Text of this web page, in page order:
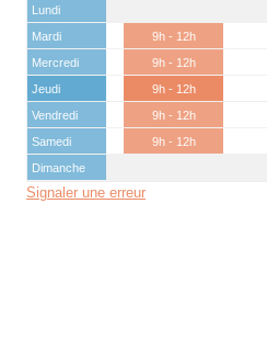
Lundi
Mardi
9h - 12h
Mercredi
9h - 12h
Jeudi
9h - 12h
Vendredi
9h - 12h
Samedi
9h - 12h
Dimanche
Signaler une erreur